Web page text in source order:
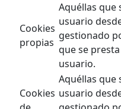
Cookies
propias
Aquéllas que
usuario
gestionado
que se
usuario.
Cookies
Aquéllas que
usuario